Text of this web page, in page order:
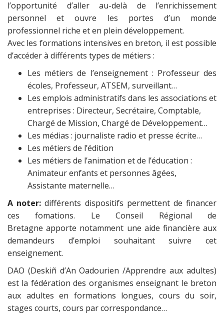
l’opportunité d’aller au-delà de l’enrichissement
personnel et ouvre les portes d’un monde
professionnel riche et en plein développement.
Avec les formations intensives en breton, il est possible
d’accéder à différents types de métiers :
Les métiers de l’enseignement : Professeur des
écoles, Professeur, ATSEM, surveillant…
Les emplois administratifs dans les associations et
entreprises : Directeur, Secrétaire, Comptable,
Chargé de Mission, Chargé de Développement…
Les médias : journaliste radio et presse écrite…
Les métiers de l’édition
Les métiers de l’animation et de l’éducation :
Animateur enfants et personnes âgées,
Assistante maternelle…
A noter: différents dispositifs permettent de financer
ces fomations. Le Conseil Régional de
Bretagne apporte notamment une aide financière aux
demandeurs d’emploi souhaitant suivre cet
enseignement.
DAO (Deskiñ d’An Oadourien /Apprendre aux adultes)
est la fédération des organismes enseignant le breton
aux adultes en formations longues, cours du soir,
stages courts, cours par correspondance…